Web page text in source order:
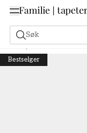
Søk
Tapeter Merke
Bestselger